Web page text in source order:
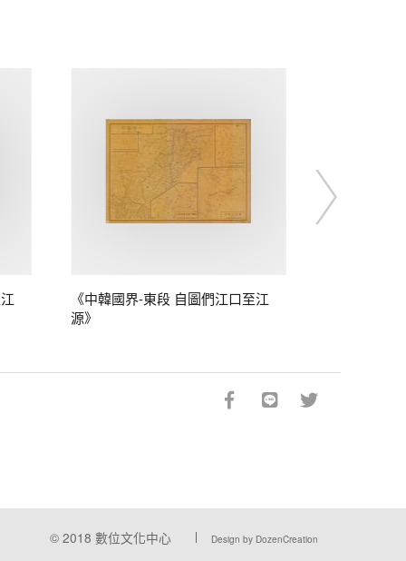
《中韓國界-東段 自圖們江口至江
源》
© 2018 數位文化中心 Design by DozenCreation